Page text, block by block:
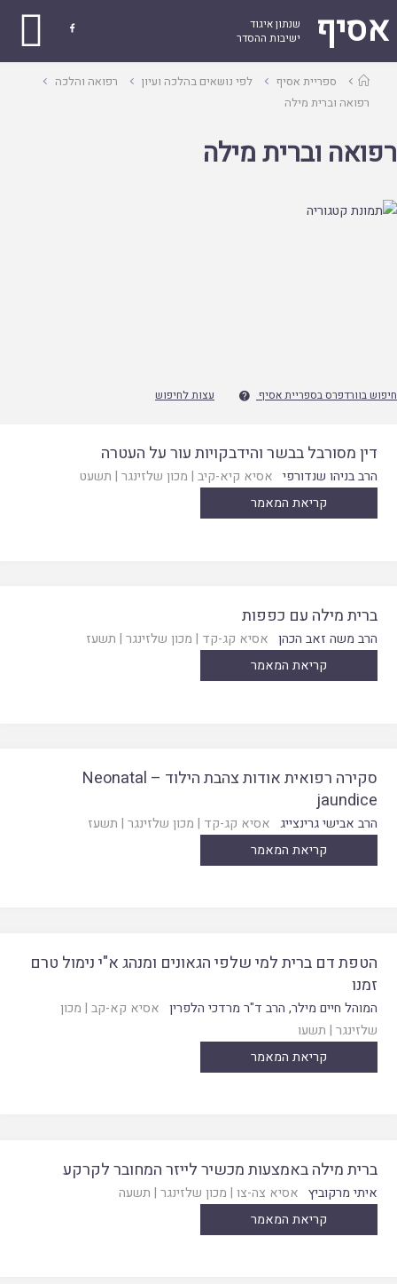
אסיף
שנתון איגוד
ישיבות ההסדר

עמוד
ראשי
ספריית אסיף לפי נושאים בהלכה ועיון
רפואה והלכה
רפואה וברית מילה
רפואה וברית מילה
חיפוש בוורדפרס בספריית אסיף  עצות לחיפוש
דין מסורבל בבשר והידבקויות עור על העטרה
הרב בניהו שנדורפי אסיא קיא-קיב | מכון שלזינגר | תשעט
קריאת המאמר
ברית מילה עם כפפות
הרב משה זאב הכהן אסיא קג-קד | מכון שלזינגר | תשעז
קריאת המאמר
סקירה רפואית אודות צהבת הילוד – Neonatal
jaundice
הרב אבישי גרינצייג אסיא קג-קד | מכון שלזינגר | תשעז
קריאת המאמר
הטפת דם ברית למי שלפי הגאונים ומנהג א"י נימול טרם
זמנו
המוהל חיים מילר, הרב ד"ר מרדכי הלפרין אסיא קא-קב | מכון
שלזינגר | תשעו
קריאת המאמר
ברית מילה באמצעות מכשיר לייזר המחובר לקרקע
איתי מרקוביץ אסיא צה-צו | מכון שלזינגר | תשעה
קריאת המאמר